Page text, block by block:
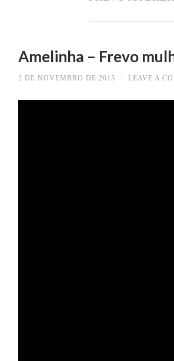
Amelinha – Frevo
2 DE NOVEMBRO DE 2015 LEAVE A